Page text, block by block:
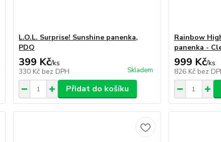
L.O.L. Surprise! Sunshine panenka,
PDQ
399 Kč/ks
330 Kč bez DPH Skladem
Přidat do košíku
Rainbow
panenka -
999 Kč/ks
826 Kč bez